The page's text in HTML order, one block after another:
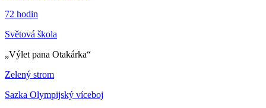
72 hodin
Světová škola
„Výlet pana Otakárka“
Zelený strom
Sazka Olympijský víceboj